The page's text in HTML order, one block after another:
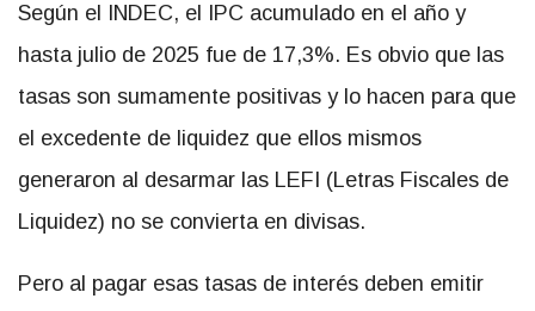
Según el INDEC, el IPC acumulado en el año y
hasta julio de 2025 fue de 17,3%. Es obvio que las
tasas son sumamente positivas y lo hacen para que
el excedente de liquidez que ellos mismos
generaron al desarmar las LEFI (Letras Fiscales de
Liquidez) no se convierta en divisas.
Pero al pagar esas tasas de interés deben emitir